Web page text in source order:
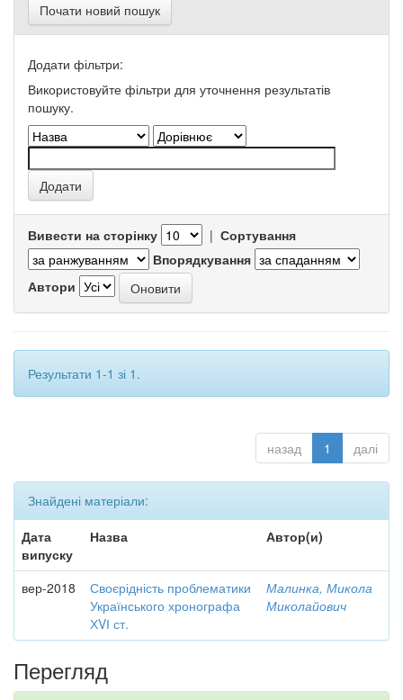
Почати новий пошук
Додати фільтри:
Використовуйте фільтри для уточнення результатів
пошуку.
Вивести на сторінку | Сортування
Впорядкування
Автори
Результати 1-1 зі 1.
назад 1 далі
Знайдені матеріали:
Дата
випуску
Назва Автор(и)
вер-2018
Своєрідність проблематики
Українського хронографа
ХVІ ст.
Малинка, Микола
Миколайович
Перегляд